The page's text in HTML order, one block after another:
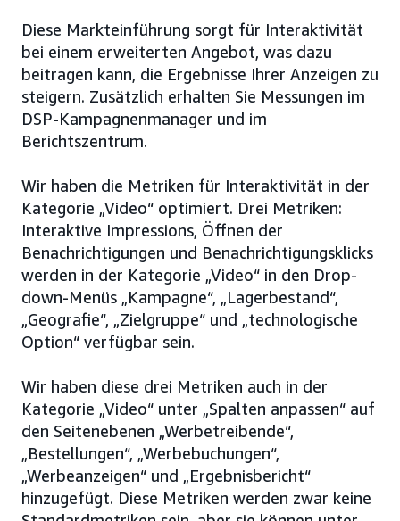
Diese Markteinführung sorgt für Interaktivität
bei einem erweiterten Angebot, was dazu
beitragen kann, die Ergebnisse Ihrer Anzeigen zu
steigern. Zusätzlich erhalten Sie Messungen im
DSP-Kampagnenmanager und im
Berichtszentrum.
Wir haben die Metriken für Interaktivität in der
Kategorie „Video“ optimiert. Drei Metriken:
Interaktive Impressions, Öffnen der
Benachrichtigungen und Benachrichtigungsklicks
werden in der Kategorie „Video“ in den Drop-
down-Menüs „Kampagne“, „Lagerbestand“,
„Geografie“, „Zielgruppe“ und „technologische
Option“ verfügbar sein.
Wir haben diese drei Metriken auch in der
Kategorie „Video“ unter „Spalten anpassen“ auf
den Seitenebenen „Werbetreibende“,
„Bestellungen“, „Werbebuchungen“,
„Werbeanzeigen“ und „Ergebnisbericht“
hinzugefügt. Diese Metriken werden zwar keine